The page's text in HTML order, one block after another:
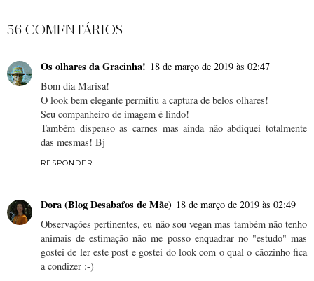
56 COMENTÁRIOS
Os olhares da Gracinha! 18 de março de 2019 às 02:47
Bom dia Marisa!
O look bem elegante permitiu a captura de belos olhares!
Seu companheiro de imagem é lindo!
Também dispenso as carnes mas ainda não abdiquei totalmente
das mesmas! Bj
RESPONDER
Dora (Blog Desabafos de Mãe) 18 de março de 2019 às 02:49
Observações pertinentes, eu não sou vegan mas também não tenho
animais de estimação não me posso enquadrar no "estudo" mas
gostei de ler este post e gostei do look com o qual o cãozinho fica
a condizer :-)